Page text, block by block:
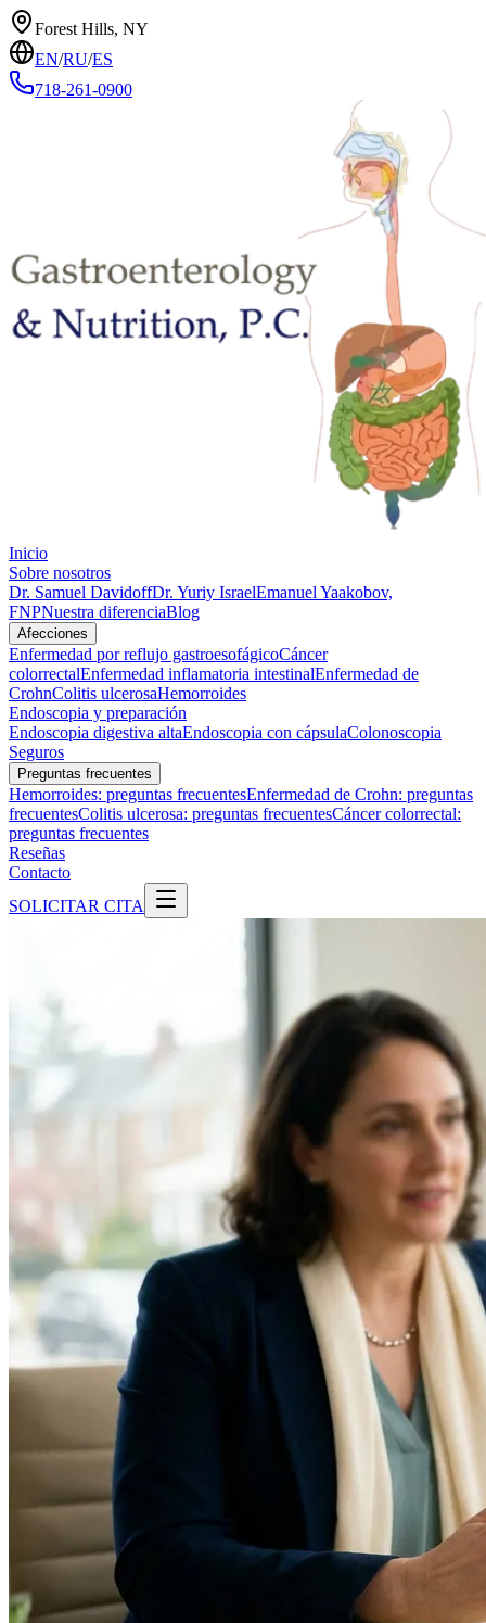
Forest Hills, NY
EN/RU/ES
718-261-0900
Inicio
Sobre nosotros
Dr. Samuel DavidoffDr. Yuriy IsraelEmanuel Yaakobov,
FNPNuestra diferenciaBlog
Afecciones
Enfermedad por reflujo gastroesofágicoCáncer
colorrectalEnfermedad inflamatoria intestinalEnfermedad de
CrohnColitis ulcerosaHemorroides
Endoscopia y preparación
Endoscopia digestiva altaEndoscopia con cápsulaColonoscopia
Seguros
Preguntas frecuentes
Hemorroides: preguntas frecuentesEnfermedad de Crohn: preguntas
frecuentesColitis ulcerosa: preguntas frecuentesCáncer colorrectal:
preguntas frecuentes
Reseñas
Contacto
SOLICITAR CITA